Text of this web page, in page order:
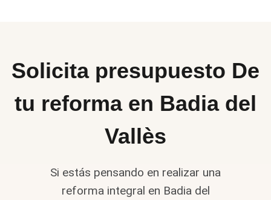
Solicita presupuesto De
tu reforma en Badia del
Vallès
Si estás pensando en realizar una
reforma integral en Badia del